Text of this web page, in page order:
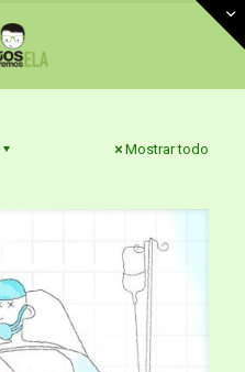
Mostrar todo